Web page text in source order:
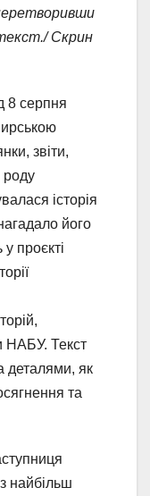
Скрин
8 серпня
звіти,
роду
історія
його
у проєкті
НАБУ. Текст
деталями, як
та
найбільш